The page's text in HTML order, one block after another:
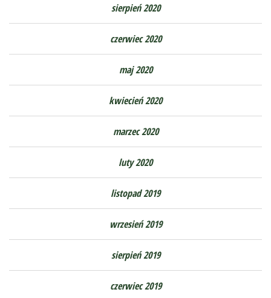
sierpień 2020
czerwiec 2020
maj 2020
kwiecień 2020
marzec 2020
luty 2020
listopad 2019
wrzesień 2019
sierpień 2019
czerwiec 2019